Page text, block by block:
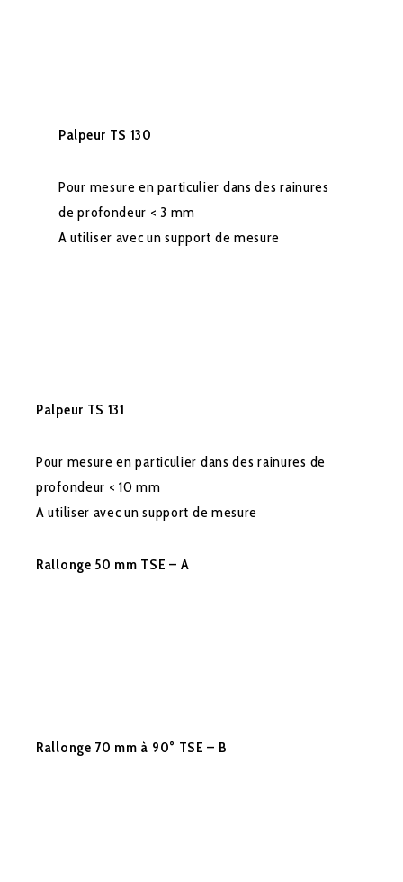
Palpeur TS 130
Pour mesure en particulier dans des rainures
de profondeur < 3 mm
A utiliser avec un support de mesure
Palpeur TS 131
Pour mesure en particulier dans des rainures de
profondeur < 10 mm
A utiliser avec un support de mesure
Rallonge 50 mm TSE – A
Rallonge 70 mm à 90° TSE – B